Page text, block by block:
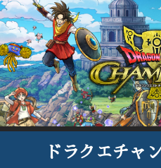
コ
ン
テ
ン
ツ
へ
ス
キ
ドラクエチャ